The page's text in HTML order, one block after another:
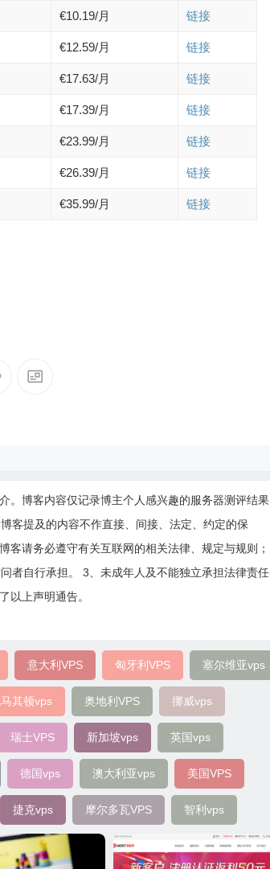
€10.19/月 链接
€12.59/月 链接
€17.63/月 链接
€17.39/月 链接
€23.99/月 链接
€26.39/月 链接
€35.99/月 链接
。博客内容仅记录博主个人感兴趣的服务器测评结果
客提及的内容不作直接、间接、法定、约定的保
请务必遵守有关互联网的相关法律、规定与规则；
者自行承担。 3、未成年人及不能独立承担法律责任
以上声明通告。
意大利VPS 匈牙利VPS 塞尔维亚vps
其顿vps 奥地利VPS 挪威vps
瑞士VPS 新加坡vps 英国vps
德国vps 澳大利亚vps 美国VPS
捷克vps 摩尔多瓦VPS 智利vps